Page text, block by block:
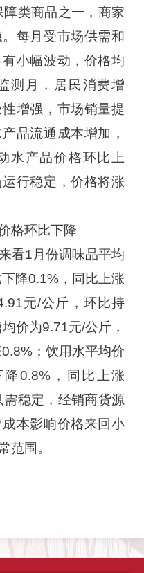
类商品之一，商家
每月受市场供需和
小幅波动，价格均
测月，居民消费增
增强，市场销量提
品流通成本增加，
水产品价格环比上
行稳定，价格将涨
格环比下降
看1月份调味品平均
降0.1%，同比上涨
元/公斤，环比持
价为9.71元/公斤，
；饮用水平均价
0.8%，同比上涨
稳定，经销商货源
本影响价格来回小
范围。